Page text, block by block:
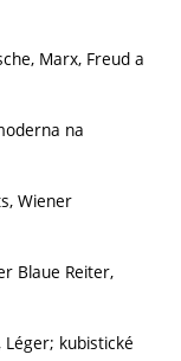
Marx, Freud a
na
Wiener
Blaue Reiter,
Léger; kubistické